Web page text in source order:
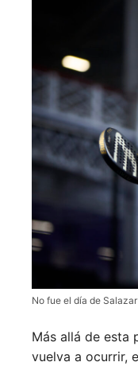
No fue el día de
Más allá de esta
vuelva a ocurrir,